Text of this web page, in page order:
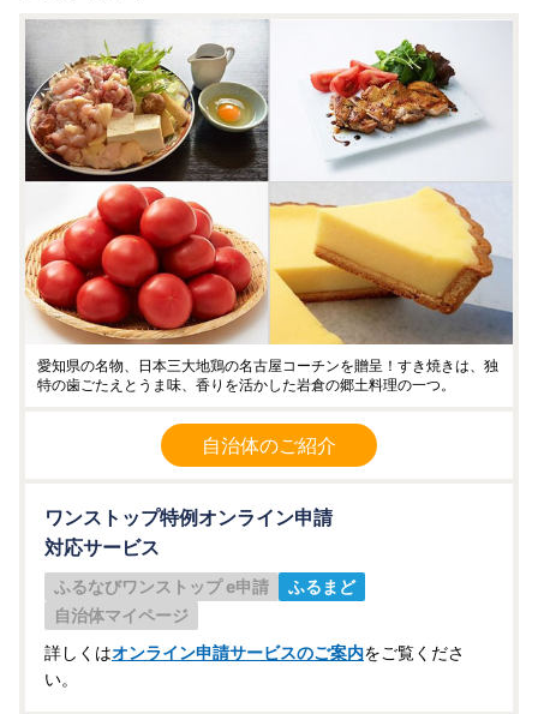
愛知県の名物、日本三大地鶏の名古屋コーチンを贈呈！すき焼きは、独
特の歯ごたえとうま味、香りを活かした岩倉の郷土料理の一つ。
自治体のご紹介
ワンストップ特例オンライン申請
対応サービス
ふるなびワンストップ e申請
ふるまど
自治体マイページ
詳しくはオンライン申請サービスのご案内をご覧くださ
い。